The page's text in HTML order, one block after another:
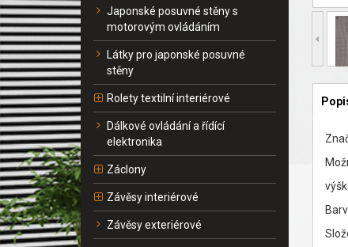
Japonské posuvné stěny s
motorovým ovládáním
Látky pro japonské posuvné
stěny
Rolety textilní interiérové
Dálkové ovládání a řídící
elektronika
Záclony
Závěsy interiérové
Závěsy exteriérové